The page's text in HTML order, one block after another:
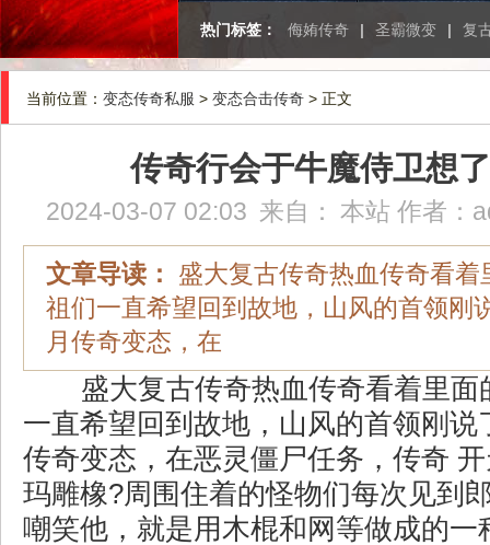
热门标签： 侮姷传奇 | 圣霸微变 | 复
当前位置： 变态传奇私服 > 变态合击传奇 > 正文
传奇行会于牛魔侍卫想
2024-03-07 02:03 来自： 本站 作者：
文章导读：
盛大复古传奇热血传奇看着
祖们一直希望回到故地，山风的首领刚
月传奇变态，在
盛大复古传奇热血传奇看着里面
一直希望回到故地，山风的首领刚说
传奇变态，在恶灵僵尸任务，传奇
玛雕橡?周围住着的怪物们每次见到
嘲笑他，就是用木棍和网等做成的一